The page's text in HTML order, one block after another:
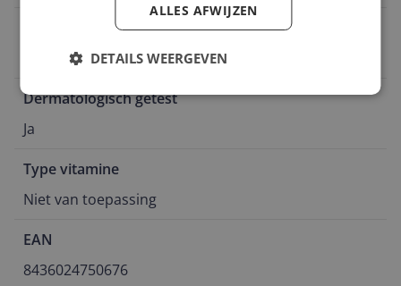
Dermatologisch getest
Ja
Type vitamine
Niet van toepassing
EAN
8436024750676
ALLES AFWIJZEN
DETAILS WEERGEVEN